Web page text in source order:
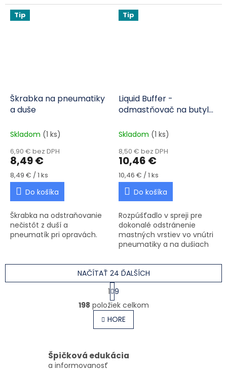
Tip
Škrabka na pneumatiky
a duše
Skladom (1 ks)
6,90 € bez DPH
8,49 €
Jednotková cena:
8,49 € / 1 ks
Do košíka
Škrabka na odstraňovanie
nečistôt z duší a
pneumatík pri opravách.
Tip
Liquid Buffer -
odmastňovač na butyl
Skladom (1 ks)
8,50 € bez DPH
10,46 €
Jednotková cena:
10,46 € / 1 ks
Do košíka
Rozpúšťadlo v spreji pre
dokonalé odstránenie
mastných vrstiev vo vnútri
pneumatiky a na dušiach
Ovládacie prvky výpisu
NAČÍTAŤ 24 ĎALŠÍCH
Stránkovanie
1 9
198 položiek celkom
HORE
Špičková edukácia
a informovanosť